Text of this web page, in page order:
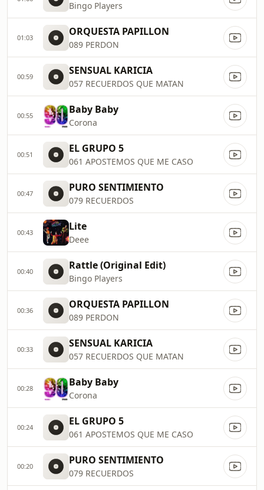
Bingo Players
01:03 ORQUESTA PAPILLON
089 PERDON
00:59 SENSUAL KARICIA
057 RECUERDOS QUE MATAN
00:55 Baby Baby
Corona
00:51 EL GRUPO 5
061 APOSTEMOS QUE ME CASO
00:47 PURO SENTIMIENTO
079 RECUERDOS
00:43 Lite
Deee
00:40 Rattle (Original Edit)
Bingo Players
00:36 ORQUESTA PAPILLON
089 PERDON
00:33 SENSUAL KARICIA
057 RECUERDOS QUE MATAN
00:28 Baby Baby
Corona
00:24 EL GRUPO 5
061 APOSTEMOS QUE ME CASO
00:20 PURO SENTIMIENTO
079 RECUERDOS